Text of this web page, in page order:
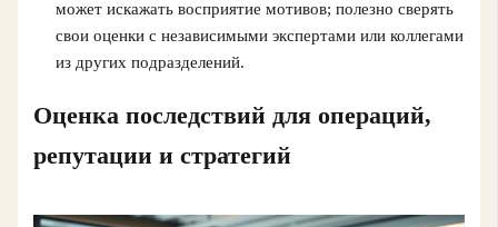
может искажать восприятие мотивов; полезно сверять
свои оценки с независимыми экспертами или коллегами
из других подразделений.
Оценка последствий для операций,
репутации и стратегий